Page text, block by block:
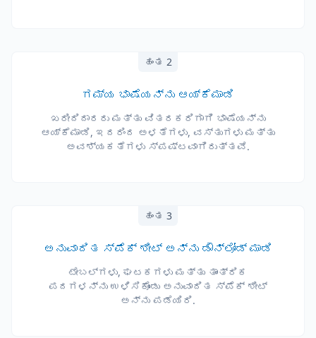
ಹಂತ 2
ಗಮ್ಯ ಭಾಷೆಯನ್ನು ಆಯ್ಕೆಮಾಡಿ
ಖರೀದಿದಾರರು ಮತ್ತು ವಿತರಕರಿಗಾಗಿ ಭಾಷೆಯನ್ನು
ಆಯ್ಕೆಮಾಡಿ, ಇದರಿಂದ ಅಳತೆಗಳು, ವಸ್ತುಗಳು ಮತ್ತು
ಅವಶ್ಯಕತೆಗಳು ಸ್ಪಷ್ಟವಾಗಿರುತ್ತವೆ.
ಹಂತ 3
ಅನುವಾದಿತ ಸ್ಪೆಕ್ ಶೀಟ್ ಅನ್ನು ಡೌನ್‌ಲೋಡ್ ಮಾಡಿ
ಟೇಬಲ್‌ಗಳು, ಘಟಕಗಳು ಮತ್ತು ತಾಂತ್ರಿಕ
ಪದಗಳನ್ನು ಉಳಿಸಿಕೊಂಡು ಅನುವಾದಿತ ಸ್ಪೆಕ್ ಶೀಟ್
ಅನ್ನು ಪಡೆಯಿರಿ.